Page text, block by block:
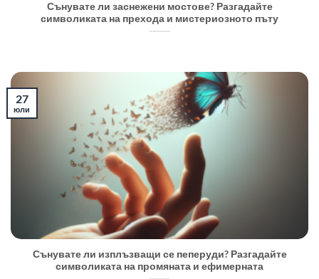
Сънувате ли заснежени мостове? Разгадайте
символиката на прехода и мистериозното пъту
Сънувате ли изплъзващи се пеперуди? Разгадайте
символиката на промяната и ефимерната
27
юли